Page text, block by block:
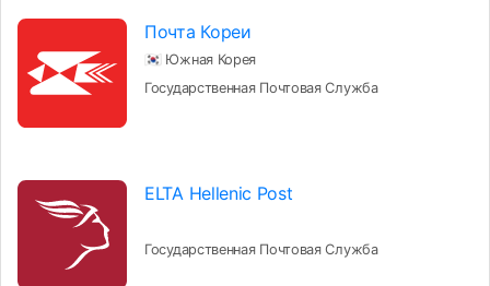
Почта Кореи
🇰🇷 Южная Корея
Государственная Почтовая Служба
ELTA Hellenic Post
Государственная Почтовая Служба